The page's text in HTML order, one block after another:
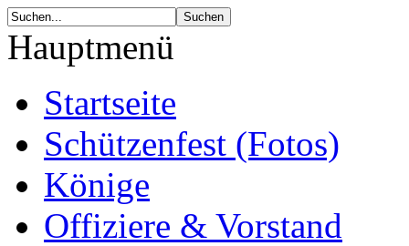
Hauptmenü
Startseite
Schützenfest (Fotos)
Könige
Offiziere & Vorstand